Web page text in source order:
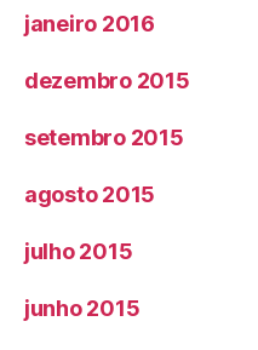
janeiro 2016
dezembro 2015
setembro 2015
agosto 2015
julho 2015
junho 2015